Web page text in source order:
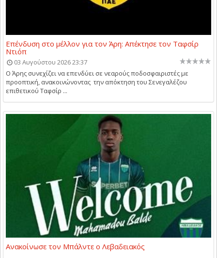
Επένδυση στο μέλλον για τον Άρη: Απέκτησε τον Ταφσίρ
Ντιόπ
03 Αυγούστου 2026 23:37
Ο Άρης συνεχίζει να επενδύει σε νεαρούς ποδοσφαιριστές με
προοπτική, ανακοινώνοντας την απόκτηση του Σενεγαλέζου
επιθετικού Ταφσίρ ...
Ανακοίνωσε τον Μπάλντε ο Λεβαδειακός